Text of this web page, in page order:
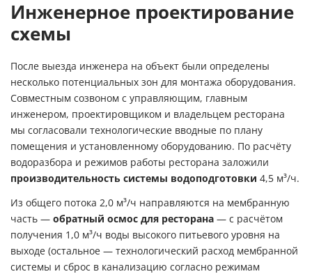
Инженерное проектирование
схемы
После выезда инженера на объект были определены
несколько потенциальных зон для монтажа оборудования.
Совместным созвоном с управляющим, главным
инженером, проектировщиком и владельцем ресторана
мы согласовали технологические вводные по плану
помещения и установленному оборудованию. По расчёту
водоразбора и режимов работы ресторана заложили
производительность системы водоподготовки 4,5 м³/ч.
Из общего потока 2,0 м³/ч направляются на мембранную
часть — обратный осмос для ресторана — с расчётом
получения 1,0 м³/ч воды высокого питьевого уровня на
выходе (остальное — технологический расход мембранной
системы и сброс в канализацию согласно режимам